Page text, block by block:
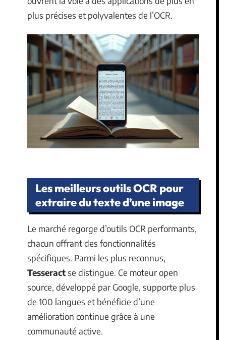
plus précises et polyvalentes de l’OCR.
Les meilleurs outils OCR pour
extraire du texte d’une image
Le marché regorge d’outils OCR performants,
chacun offrant des fonctionnalités
spécifiques. Parmi les plus reconnus,
Tesseractse distingue. Ce moteur open
source, développé par Google, supporte plus
de 100 langues et bénéficie d’une
amélioration continue grâce à une
communauté active.